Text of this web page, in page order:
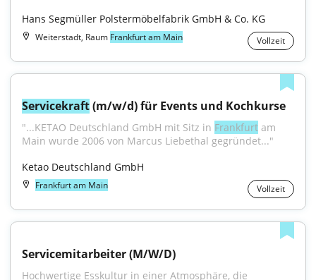
Hans Segmüller Polstermöbelfabrik GmbH & Co. KG
Weiterstadt, Raum Frankfurt am Main Vollzeit
Servicekraft (m/w/d) für Events und Kochkurse
"...KETAO Deutschland GmbH mit Sitz in Frankfurt am
Main wurde 2006 von Marcus Liebethal gegründet..."
Ketao Deutschland GmbH
Frankfurt am Main Vollzeit
Servicemitarbeiter (M/W/D)
Hochwertige Esskultur in einer Atmosphäre, die